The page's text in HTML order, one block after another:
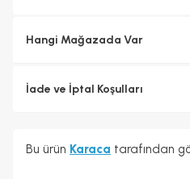
Hangi Mağazada Var
İade ve İptal Koşulları
Bu ürün Karaca tarafından